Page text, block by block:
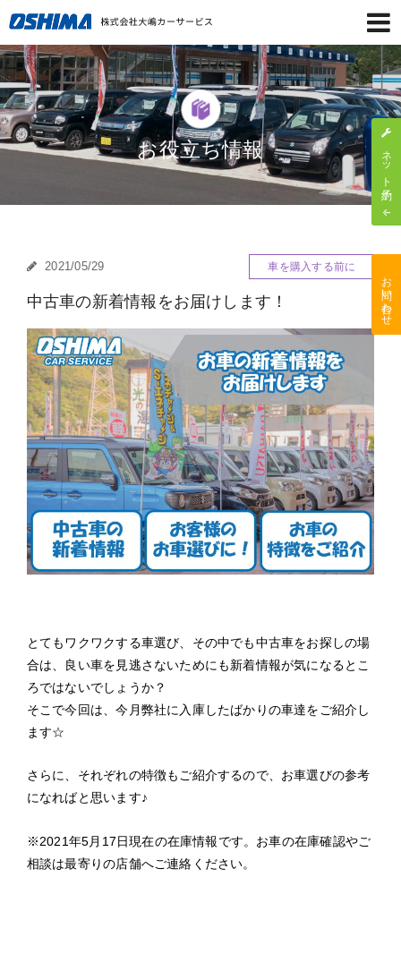
お役立ち情報
2021/05/29 車を購入する前に
中古車の新着情報をお届けします！
とてもワクワクする車選び、その中でも中古車をお探しの場
合は、良い車を見逃さないためにも新着情報が気になるとこ
ろではないでしょうか？
そこで今回は、今月弊社に入庫したばかりの車達をご紹介し
ます☆
さらに、それぞれの特徴もご紹介するので、お車選びの参考
になればと思います♪
※2021年5月17日現在の在庫情報です。お車の在庫確認やご
相談は最寄りの店舗へご連絡ください。
ネット予約
お問い合わせ